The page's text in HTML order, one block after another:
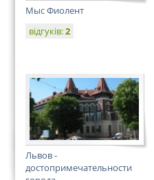
Мыс Фиолент
відгуків:2
Львов -
достопримечательности